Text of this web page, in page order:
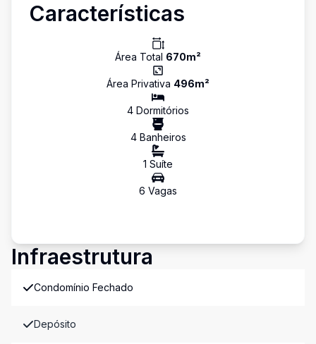
Características
Área Total 670m²
Área Privativa 496m²
4 Dormitórios
4Banheiros
1 Suíte
6 Vagas
Infraestrutura
Condomínio Fechado
Depósito